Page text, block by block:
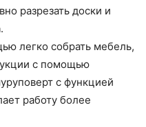
разрезать доски и
легко собрать мебель,
с помощью
с функцией
работу более